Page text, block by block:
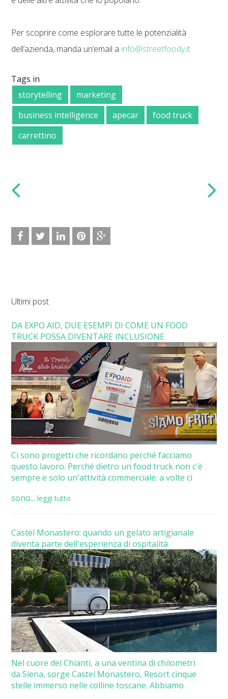
Per scoprire come esplorare tutte le potenzialità
dell’azienda, manda un’email a info@streetfoody.it
Tags in
storytelling
marketing
business intelligence
apecar
food truck
carrettino
Ultimi post
DA EXPO AID, DUE ESEMPI DI COME UN FOOD
TRUCK POSSA DIVENTARE INCLUSIONE
Ci sono progetti che ricordano perché facciamo
questo lavoro. Perché dietro un food truck non c'è
sempre e solo un'attività commerciale: a volte ci
sono... leggi tutto
Castel Monastero: quando un gelato artigianale
diventa parte dell'esperienza di ospitalità
Nel cuore del Chianti, a una ventina di chilometri
da Siena, sorge Castel Monastero, Resort cinque
stelle immerso nelle colline toscane. Abbiamo